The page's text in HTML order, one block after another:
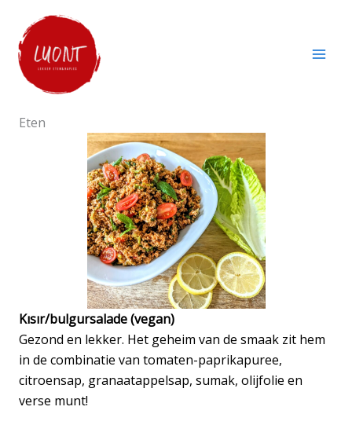
content
Eten
Kısır/bulgursalade (vegan)
Gezond en lekker. Het geheim van de smaak zit hem
in de combinatie van tomaten-paprikapuree,
citroensap, granaatappelsap, sumak, olijfolie en
verse munt!